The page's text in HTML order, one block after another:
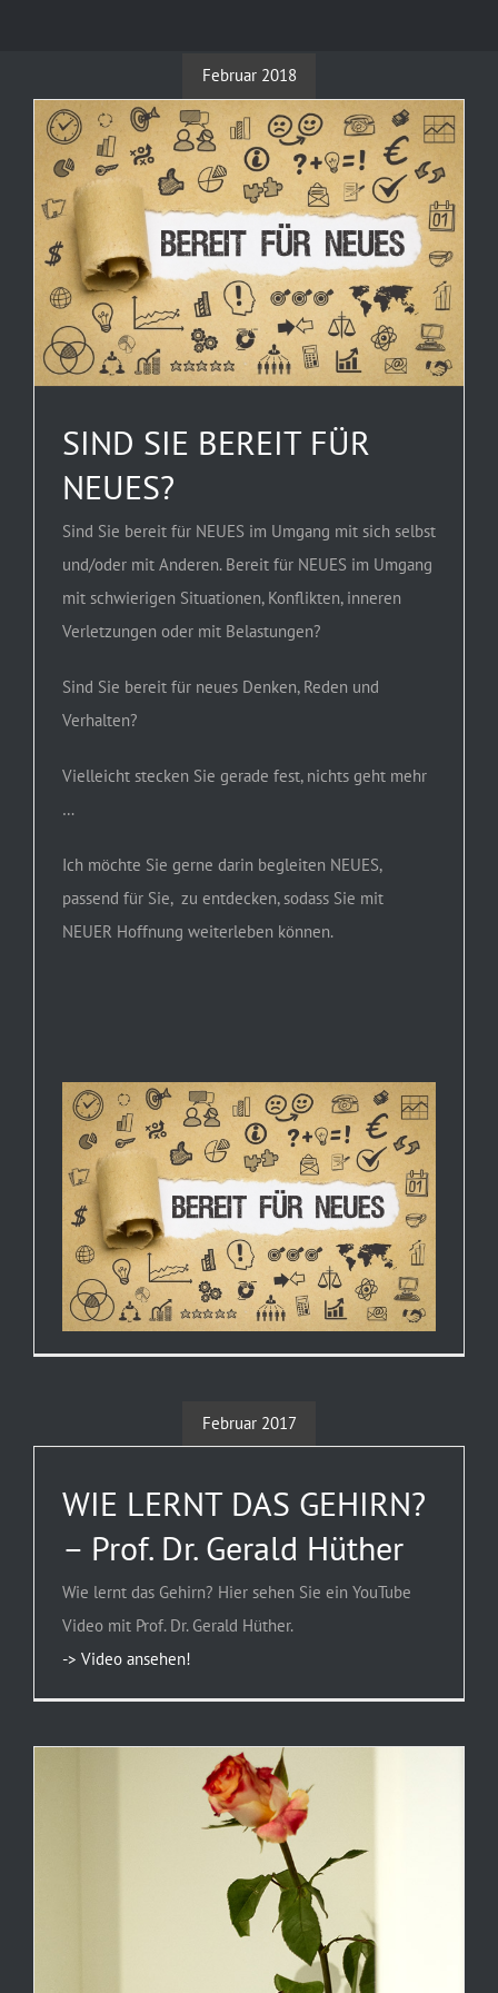
Februar 2018
SIND SIE BEREIT FÜR
NEUES?
Sind Sie bereit für NEUES im Umgang mit sich selbst
und/oder mit Anderen. Bereit für NEUES im Umgang
mit schwierigen Situationen, Konflikten, inneren
Verletzungen oder mit Belastungen?
Sind Sie bereit für neues Denken, Reden und
Verhalten?
Vielleicht stecken Sie gerade fest, nichts geht mehr
…
Ich möchte Sie gerne darin begleiten NEUES,
passend für Sie, zu entdecken, sodass Sie mit
NEUER Hoffnung weiterleben können.
Februar 2017
WIE LERNT DAS GEHIRN?
– Prof. Dr. Gerald Hüther
Wie lernt das Gehirn? Hier sehen Sie ein YouTube
Video mit Prof. Dr. Gerald Hüther.
-> Video ansehen!